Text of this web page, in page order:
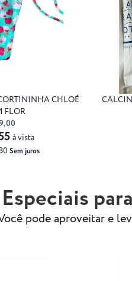
CHLOÉ
FLOR
Sem juros
à vista
Especiais
pode aproveitar e